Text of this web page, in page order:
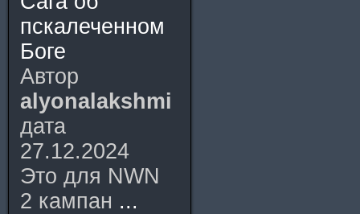
пскалеченном
Боге
Автор
alyonalakshmi
дата
27.12.2024
Это для NWN
2 кампан ...